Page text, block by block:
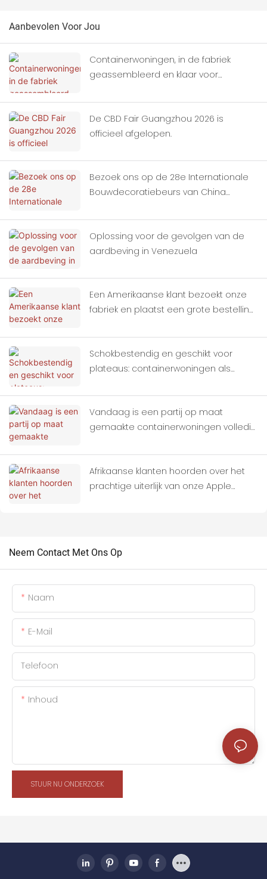
Aanbevolen Voor Jou
Containerwoningen, in de fabriek
geassembleerd en klaar voor
De CBD Fair Guangzhou 2026 is
officieel afgelopen.
Bezoek ons ​​op de 28e Internationale
Bouwdecoratiebeurs van China
Oplossing voor de gevolgen van de
aardbeving in Venezuela
Een Amerikaanse klant bezoekt onze
fabriek en plaatst een grote bestelling
Schokbestendig en geschikt voor
plateaus: containerwoningen als
aardbevingsgebieden.
Vandaag is een partij op maat
gemaakte containerwoningen volledig
vertrokken naar Thailand.
Afrikaanse klanten hoorden over het
prachtige uiterlijk van onze Apple
Neem Contact Met Ons Op
Naam
E-Mail
Telefoon
Inhoud
STUUR NU ONDERZOEK